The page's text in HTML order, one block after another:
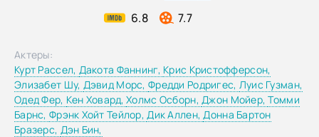
6.8 7.7
Актеры:
Курт Рассел, Дакота Фаннинг, Крис Кристофферсон,
Элизабет Шу, Дэвид Морс,Фредди Родригес, Луис Гузман,
Одед Фер, Кен Ховард,Холмс Осборн,Джон Мойер,Томми
Барнс, Фрэнк Хойт Тейлор,Дик Аллен,Донна Бартон
Бразерс, Дэн Бин,